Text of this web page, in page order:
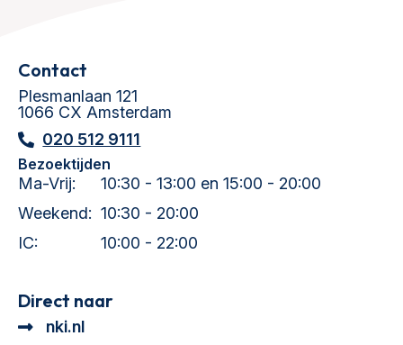
Contact
Plesmanlaan 121
1066 CX Amsterdam
020 512 9111
Bezoektijden
Ma-Vrij:
10:30 - 13:00 en 15:00 - 20:00
Weekend: 10:30 - 20:00
IC:
10:00 - 22:00
Direct naar
nki.nl